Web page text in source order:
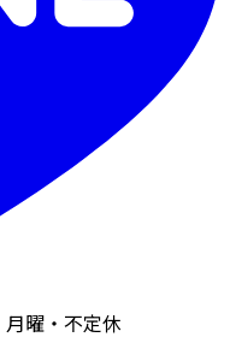
月曜・不定休